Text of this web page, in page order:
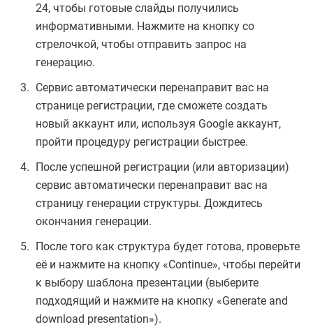
24, чтобы готовые слайды получились
информативными. Нажмите на кнопку со
стрелочкой, чтобы отправить запрос на
генерацию.
Сервис автоматически перенаправит вас на
странице регистрации, где сможете создать
новый аккаунт или, используя Google аккаунт,
пройти процедуру регистрации быстрее.
После успешной регистрации (или авторизации)
сервис автоматически перенаправит вас на
страницу генерации структуры. Дождитесь
окончания генерации.
После того как структура будет готова, проверьте
её и нажмите на кнопку «Continue», чтобы перейти
к выбору шаблона презентации (выберите
подходящий и нажмите на кнопку «Generate and
download presentation»).